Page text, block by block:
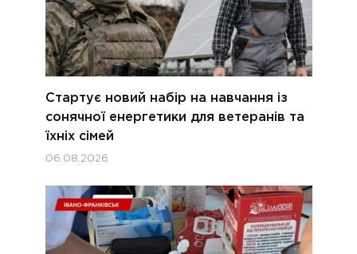
Стартує новий набір на навчання із
сонячної енергетики для ветеранів та
їхніх сімей
06.08.2026